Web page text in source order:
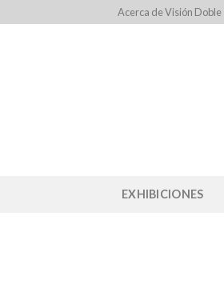
to
Acerca de Visión Doble
EXHIBICIONES